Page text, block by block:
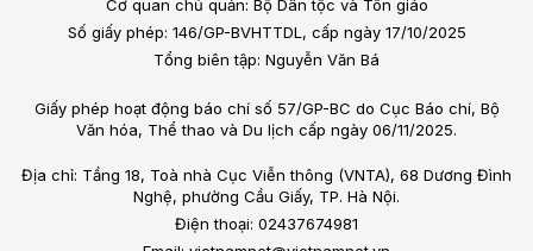
Cơ quan chủ quản: Bộ Dân tộc và Tôn giáo
Số giấy phép: 146/GP-BVHTTDL, cấp ngày 17/10/2025
Tổng biên tập: Nguyễn Văn Bá
Giấy phép hoạt động báo chí số 57/GP-BC do Cục Báo chí, Bộ
Văn hóa, Thể thao và Du lịch cấp ngày 06/11/2025.
Địa chỉ: Tầng 18, Toà nhà Cục Viễn thông (VNTA), 68 Dương Đình
Nghệ, phường Cầu Giấy, TP. Hà Nội.
Điện thoại: 02437674981